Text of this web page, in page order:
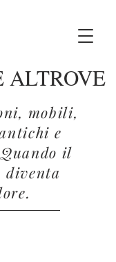
ALTROVE
mobili,
e
il
diventa